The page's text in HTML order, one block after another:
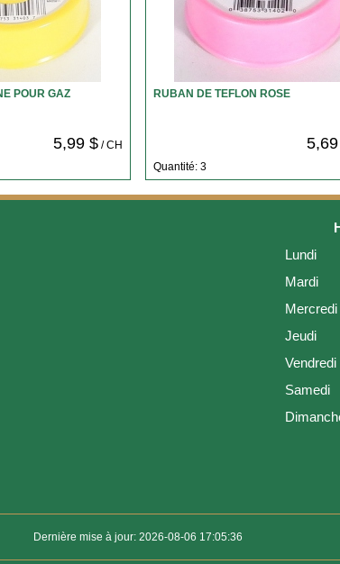
POUR GAZ
5,99 $/ CH
RUBAN DE TEFLON ROSE
Quantité: 3
Lundi
Mardi
Mercredi
Jeudi
Vendredi
Samedi
Dernière mise à jour: 2026-08-06 17:05:36